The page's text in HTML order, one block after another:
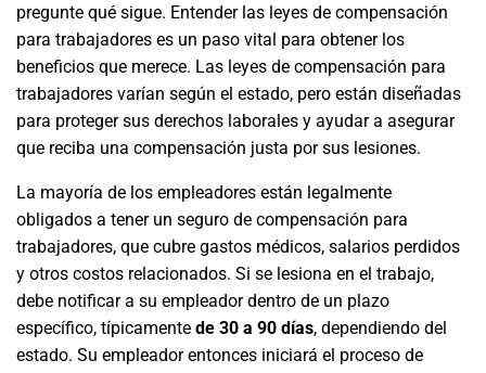
pregunte qué sigue. Entender las leyes de compensación
para trabajadores es un paso vital para obtener los
beneficios que merece. Las leyes de compensación para
trabajadores varían según el estado, pero están diseñadas
para proteger sus derechos laborales y ayudar a asegurar
que reciba una compensación justa por sus lesiones.
La mayoría de los empleadores están legalmente
obligados a tener un seguro de compensación para
trabajadores, que cubre gastos médicos, salarios perdidos
y otros costos relacionados. Si se lesiona en el trabajo,
debe notificar a su empleador dentro de un plazo
específico, típicamente de 30 a 90 días, dependiendo del
estado. Su empleador entonces iniciará el proceso de